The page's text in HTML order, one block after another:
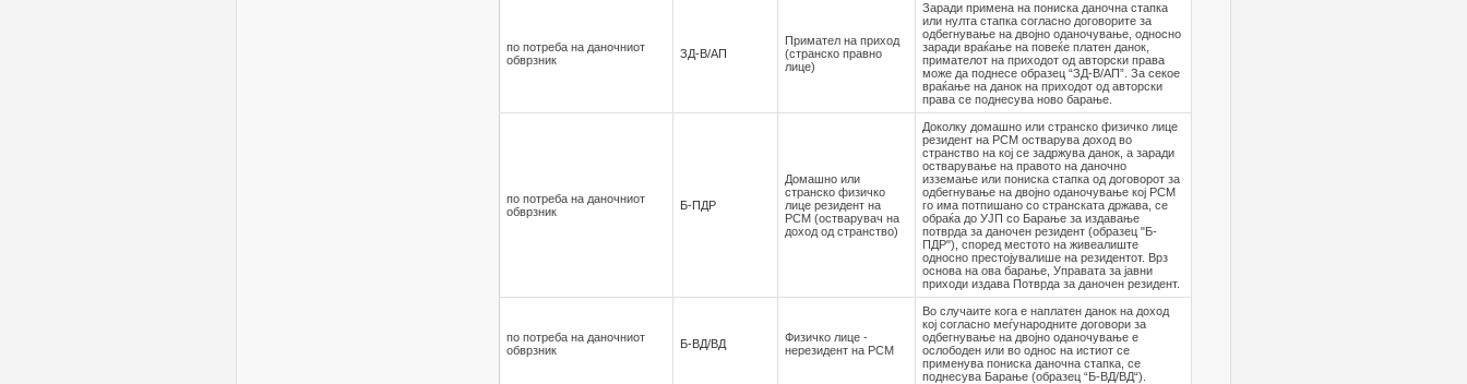
по потреба на даночниот
обврзник
ЗД-В/АП
Примател на приход
(странско правно
лице)
Заради примена на пониска даночна стапка
или нулта стапка согласно договорите за
одбегнување на двојно оданочување, односно
заради враќање на повеќе платен данок,
примателот на приходот од авторски права
може да поднесе образец “ЗД-В/АП”. За секое
враќање на данок на приходот од авторски
права се поднесува ново барање.
по потреба на даночниот
обврзник
Б-ПДР
Домашно или
странско физичко
лице резидент на
РСМ (остварувач на
доход од странство)
Доколку домашно или странско физичко лице
резидент на РСМ остварува доход во
странство на кој се задржува данок, а заради
остварување на правото на даночно
изземање или пониска стапка од договорот за
одбегнување на двојно оданочување кој РСМ
го има потпишано со странската држава, се
обраќа до УЈП со Барање за издавање
потврда за даночен резидент (образец "Б-
ПДР"), според местото на живеалиште
односно престојувалише на резидентот. Врз
основа на ова барање, Управата за јавни
приходи издава Потврда за даночен резидент.
по потреба на даночниот
обврзник
Б-ВД/ВД
Физичко лице -
нерезидент на РСМ
Во случаите кога е наплатен данок на доход
кој согласно меѓународните договори за
одбегнување на двојно оданочување е
ослободен или во однос на истиот се
применува пониска даночна стапка, се
поднесува Барање (образец “Б-ВД/ВД“).